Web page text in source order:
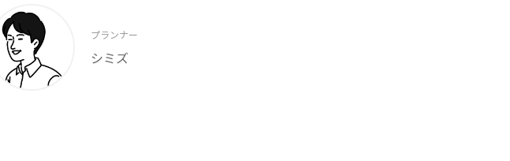
プランナー
シミズ